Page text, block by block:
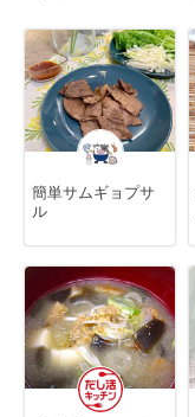
簡単サムギョプサ
ル